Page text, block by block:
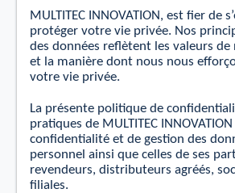
MULTITEC INNOVATION, est ﬁer de
protéger votre vie privée. Nos
des données reﬂètent les valeurs
et la manière dont nous nous
votre vie privée.
La présente politique de
pratiques de MULTITEC
conﬁdentialité et de gestion des
personnel ainsi que celles de ses
revendeurs, distributeurs agréés,
ﬁliales.